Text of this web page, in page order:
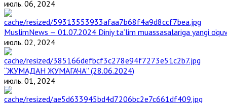
июль. 06, 2024
MuslimNews — 01.07.2024 Diniy ta’lim muassasalariga yangi
июль. 02, 2024
“ЖУМАДАН ЖУМАГАЧА” (28.06.2024)
июль. 01, 2024